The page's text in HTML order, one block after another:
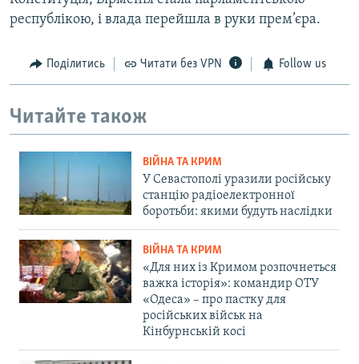
республікою, і влада перейшла в руки прем’єра.
Поділитись Читати без VPN Follow us
Читайте також
ВІЙНА ТА КРИМ
У Севастополі уразили російську
станцію радіоелектронної
боротьби: якими будуть наслідки
ВІЙНА ТА КРИМ
«Для них із Кримом розпочнеться
важка історія»: командир ОТУ
«Одеса» – про пастку для
російських військ на
Кінбурнській косі